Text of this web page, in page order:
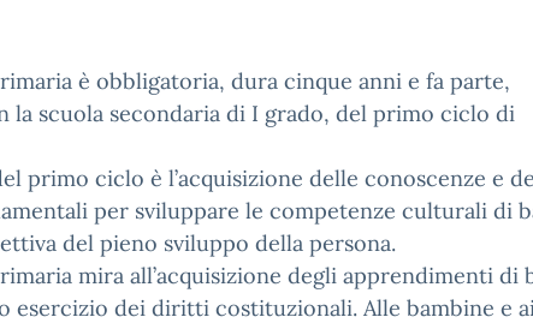
è obbligatoria, dura cinque anni e fa parte,
la scuola secondaria di I grado, del primo ciclo di
primo ciclo è l’acquisizione delle conoscenze e
per sviluppare le competenze culturali di
del pieno sviluppo della persona.
mira all’acquisizione degli apprendimenti di
esercizio dei diritti costituzionali. Alle bambine e